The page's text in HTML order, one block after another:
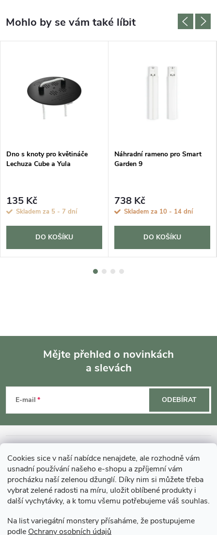
Cookies sice v naší nabídce nenajdete, ale rozhodně vám
usnadní používání našeho e-shopu a zpříjemní vám
procházku naší zelenou džunglí. Díky nim si můžete třeba
vybrat zelené radosti na míru, uložit oblíbené produkty i
další vychytávky, a k tomu všemu potřebujeme váš souhlas.
Na list variegátní monstery přísaháme, že postupujeme
podle Ochrany osobních údajů
Dno s knoty pro květináče
Lechuza Cube a Yula
135 Kč
Skladem za 5 - 7 dní
DO KOŠÍKU
Náhradní rameno pro Smart
Garden 9
738 Kč
Skladem za 10 - 14 dní
DO KOŠÍKU
p
a
Mějte přehled o novinkách
a slevách
E-mail ODEBÍRAT
MOHLO BY VÁS ZAJÍMAT
O GARDNERS
Gardners Design - Projekt, realizace a údržba zahrad a interiérů